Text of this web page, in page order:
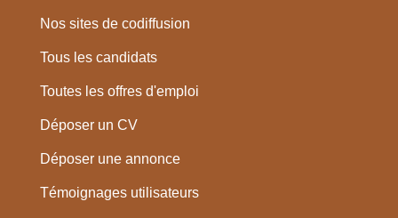
Nos sites de codiffusion
Tous les candidats
Toutes les offres d'emploi
Déposer un CV
Déposer une annonce
Témoignages utilisateurs